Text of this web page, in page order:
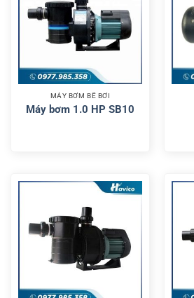
MÁY BƠM BỂ BƠI
Máy bơm 1.0 HP SB10